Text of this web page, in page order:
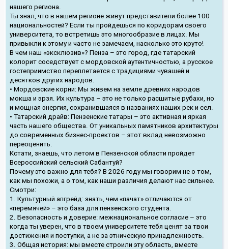
нашего региона.
Ты знал, что в нашем регионе живут представители более 100
национальностей? Если ты пройдешься по коридорам своего
университета, то встретишь это многообразие в лицах. Мы
привыкли к этому и часто не замечаем, насколько это круто!
В чем наш «эксклюзив»? Пенза – это город, где татарский
колорит соседствует с мордовской аутентичностью, а русское
гостеприимство переплетается с традициями чувашей и
десятков других народов.
• Мордовские корни: Мы живем на земле древних народов
мокша и эрзя. Их культура – это не только расшитые рубахи, но
и мощная энергия, сохранившаяся в названиях наших рек и сел.
• Татарский драйв: Пензенские татары – это активная и яркая
часть нашего общества. От уникальных памятников архитектуры
до современных бизнес-проектов – этот вклад невозможно
переоценить.
Кстати, знаешь, что летом в Пензенской области пройдет
Всероссийский сельский Сабантуй?
Почему это важно для тебя? В 2026 году мы говорим не о том,
как мы похожи, а о том, как наши различия делают нас сильнее.
Смотри:
1. Культурный апгрейд: знать, чем «пачат» отличаются от
«перемячей» – это база для пензенского студента.
2. Безопасность и доверие: межнациональное согласие – это
когда ты уверен, что в твоем университете тебя ценят за твои
достижения и поступки, а не за этническую принадлежность.
3. Общая история: мы вместе строили эту область, вместе